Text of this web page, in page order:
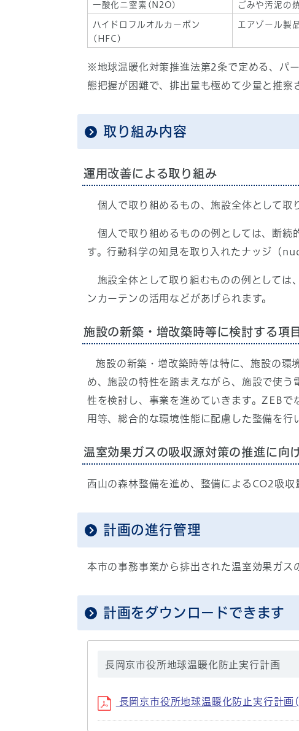
一酸化ニ窒素(N2O) ごみや汚泥の
ハイドロフルオルカーボン
(HFC)
エアゾール製
※地球温暖化対策推進法第2条で定める、パ
態把握が困難で、排出量も極めて少量と推察
取り組み内容
運用改善による取り組み
個人で取り組めるもの、施設全体として取
個人で取り組めるものの例としては、断続
す。行動科学の知見を取り入れたナッジ（
施設全体として取り組むものの例としては
ンカーテンの活用などがあげられます。
施設の新築・増改築時等に検討する項目
施設の新築・増改築時等は特に、施設の環
め、施設の特性を踏まえながら、施設で使
性を検討し、事業を進めていきます。ZEBで
用等、総合的な環境性能に配慮した整備を行
温室効果ガスの吸収源対策の推進に向
西山の森林整備を進め、整備によるCO2吸収
計画の進行管理
本市の事務事業から排出された温室効果ガス
計画をダウンロードできます
長岡京市役所地球温暖化防止実行計画
長岡京市役所地球温暖化防止実行計